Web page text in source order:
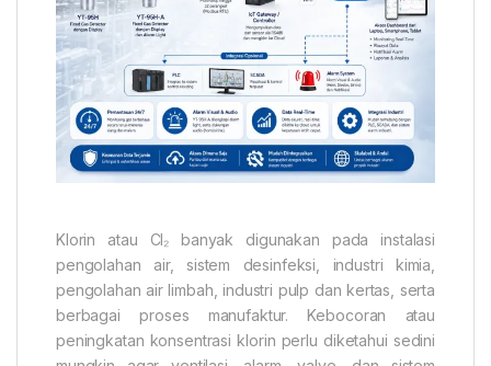
Klorin atau Cl₂ banyak digunakan pada instalasi
pengolahan air, sistem desinfeksi, industri kimia,
pengolahan air limbah, industri pulp dan kertas, serta
berbagai proses manufaktur. Kebocoran atau
peningkatan konsentrasi klorin perlu diketahui sedini